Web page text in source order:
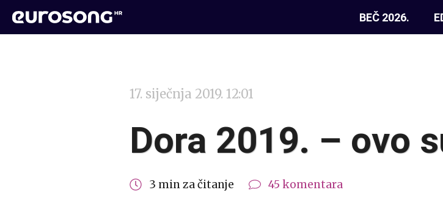
BEČ 2026.
17. siječnja 2019. 12:01
Dora 2019. – ovo
3 min za čitanje 45 komentara